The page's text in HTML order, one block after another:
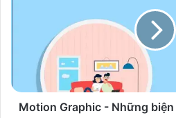
19
Motion Graphic - Những